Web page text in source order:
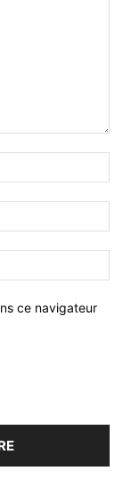
ce navigateur